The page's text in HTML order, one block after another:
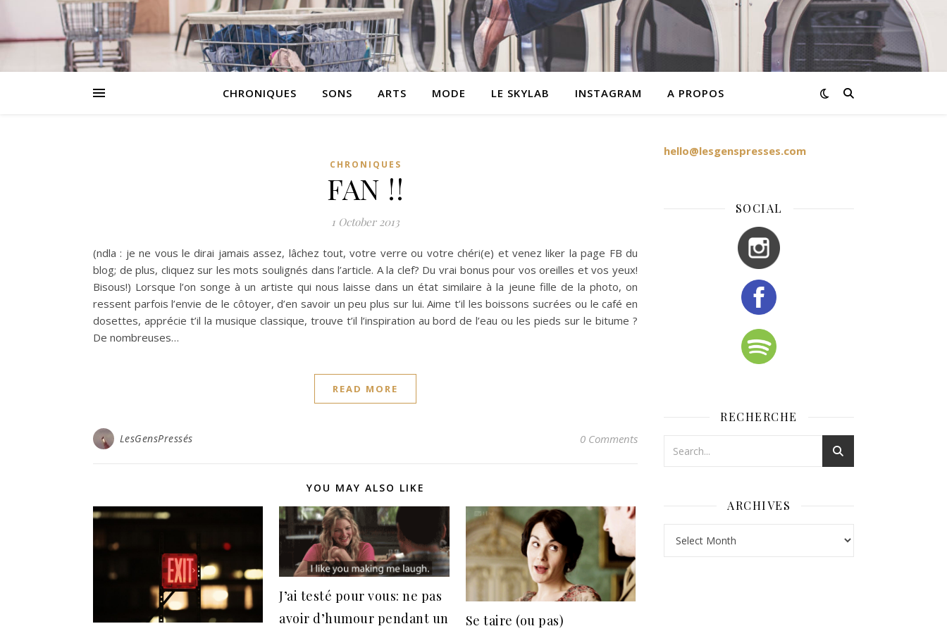
CHRONIQUES SONS ARTS MODE LE SKYLAB INSTAGRAM A PROPOS
CHRONIQUES
FAN !!
1 October 2013
(ndla : je ne vous le dirai jamais assez, lâchez tout, votre verre ou votre chéri(e) et venez liker la page FB du
blog; de plus, cliquez sur les mots soulignés dans l’article. A la clef? Du vrai bonus pour vos oreilles et vos yeux!
Bisous!) Lorsque l’on songe à un artiste qui nous laisse dans un état similaire à la jeune fille de la photo, on
ressent parfois l’envie de le côtoyer, d’en savoir un peu plus sur lui. Aime t’il les boissons sucrées ou le café en
dosettes, apprécie t’il la musique classique, trouve t’il l’inspiration au bord de l’eau ou les pieds sur le bitume ?
De nombreuses…
READ MORE
LesGensPressés 0 Comments
YOU MAY ALSO LIKE
J’ai testé pour vous: ne pas
avoir d’humour pendant un
Se taire (ou pas)
hello@lesgenspresses.com
SOCIAL
RECHERCHE
ARCHIVES